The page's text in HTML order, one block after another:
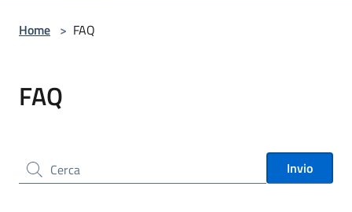
Home > FAQ
FAQ
Cerca nel sito Invio